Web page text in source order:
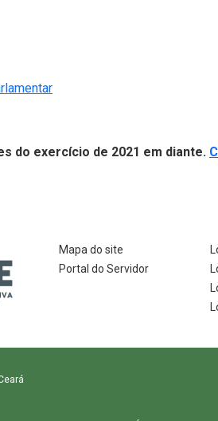
(Abre em nova janela)
do exercício de 2021 em diante.
Mapa do site
Portal do Servidor